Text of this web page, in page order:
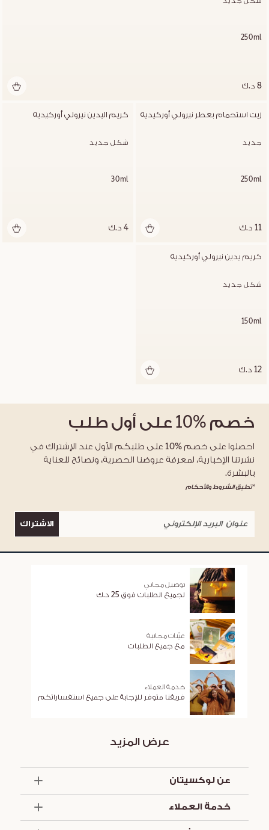
250ml
8 د.ك
زيت استحمام بعطر نيرولي أوركيديه
جديد
250ml
11 د.ك
كريم اليدين نيرولي أوركيديه
شكل جديد
30ml
4 د.ك
كريم يدين نيرولي أوركيديه
شكل جديد
150ml
12 د.ك
خصم %10 على أول طلب
احصلوا على خصم %10 على طلبكم الأول عند الإشتراك في
نشرتنا الإخبارية، لمعرفة عروضنا الحصرية، ونصائح للعناية
بالبشرة.
*تطبق الشروط والأحكام
الاشتراك
توصيل مجاني
لجميع الطلبات فوق 25 د.ك
عيّنات مجانية
مع جميع الطلبات
خدمة العملاء
فريقنا متوفر للإجابة على جميع استفساراتكم
عرض المزيد
عن لوكسيتان
العروض والخدمات
خدمة العملاء